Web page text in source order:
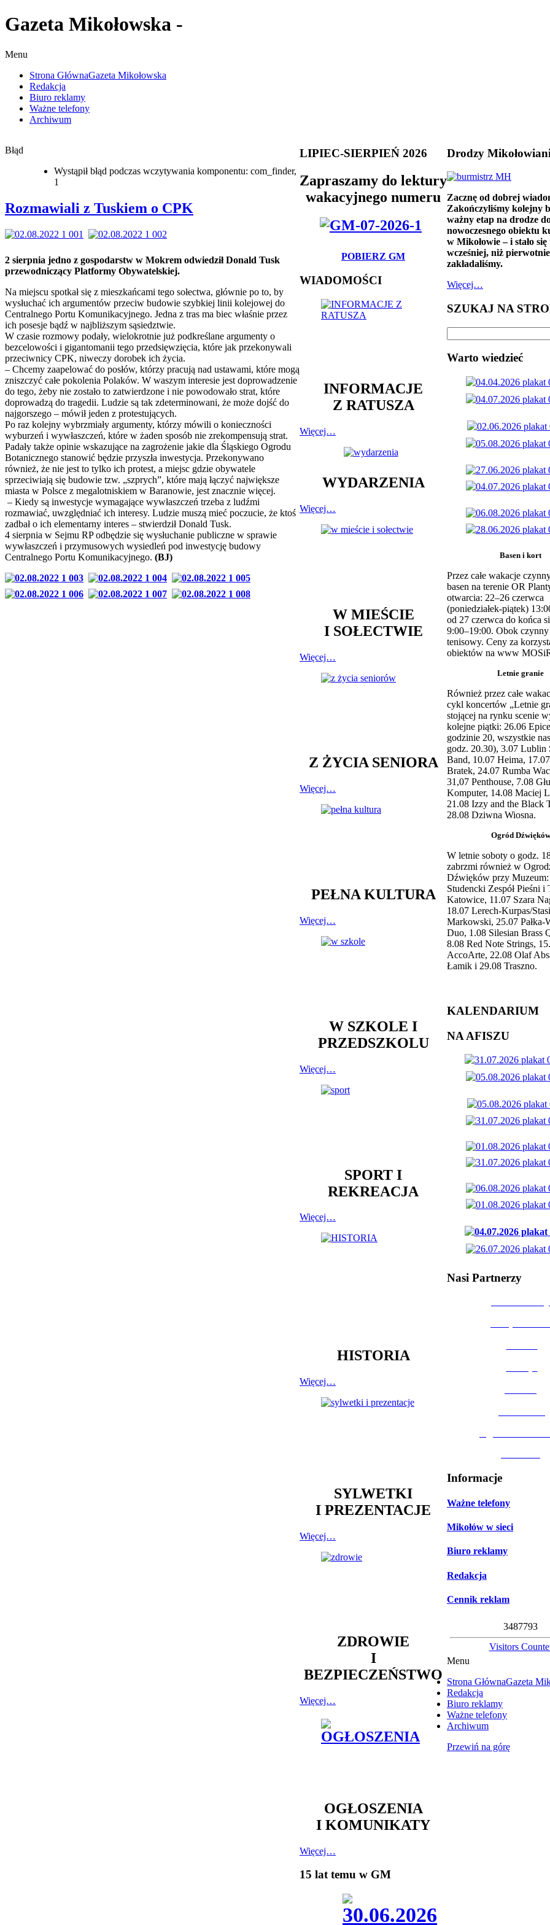
Gazeta Mikołowska -
Menu
Strona GłównaGazeta Mikołowska
Redakcja
Biuro reklamy
Ważne telefony
Archiwum
Błąd
Wystąpił błąd podczas wczytywania komponentu: com_finder,
1
Rozmawiali z Tuskiem o CPK
2 sierpnia jedno z gospodarstw w Mokrem odwiedził Donald Tusk
przewodniczący Platformy Obywatelskiej.
Na miejscu spotkał się z mieszkańcami tego sołectwa, głównie po to, by
wysłuchać ich argumentów przeciw budowie szybkiej linii kolejowej do
Centralnego Portu Komunikacyjnego. Jedna z tras ma biec właśnie przez
ich posesje bądź w najbliższym sąsiedztwie.
W czasie rozmowy podały, wielokrotnie już podkreślane argumenty o
bezcelowości i gigantomanii tego przedsięwzięcia, które jak przekonywali
przeciwnicy CPK, niweczy dorobek ich życia.
– Chcemy zaapelować do posłów, którzy pracują nad ustawami, które mogą
zniszczyć całe pokolenia Polaków. W waszym interesie jest doprowadzenie
do tego, żeby nie zostało to zatwierdzone i nie powodowało strat, które
doprowadzą do tragedii. Ludzie są tak zdeterminowani, że może dojść do
najgorszego – mówił jeden z protestujących.
Po raz kolejny wybrzmiały argumenty, którzy mówili o konieczności
wyburzeń i wywłaszczeń, które w żaden sposób nie zrekompensują strat.
Padały także opinie wskazujące na zagrożenie jakie dla Śląskiego Ogrodu
Botanicznego stanowić będzie przyszła inwestycja. Przekonywano
również, że nie jest to tylko ich protest, a miejsc gdzie obywatele
sprzeciwiają się budowie tzw. „szprych”, które mają łączyć największe
miasta w Polsce z megalotniskiem w Baranowie, jest znacznie więcej.
– Kiedy są inwestycje wymagające wywłaszczeń trzeba z ludźmi
rozmawiać, uwzględniać ich interesy. Ludzie muszą mieć poczucie, że ktoś
zadbał o ich elementarny interes – stwierdził Donald Tusk.
4 sierpnia w Sejmu RP odbędzie się wysłuchanie publiczne w sprawie
wywłaszczeń i przymusowych wysiedleń pod inwestycję budowy
Centralnego Portu Komunikacyjnego. (BJ)
LIPIEC-SIERPIEŃ 2026
Zapraszamy do lektury
wakacyjnego numeru
POBIERZ GM
WIADOMOŚCI
INFORMACJE
Z RATUSZA
Więcej…
WYDARZENIA
Więcej…
W MIEŚCIE
I SOŁECTWIE
Więcej…
Z ŻYCIA SENIORA
Więcej…
PEŁNA KULTURA
Więcej…
W SZKOLE I
PRZEDSZKOLU
Więcej…
SPORT I
REKREACJA
Więcej…
HISTORIA
Więcej…
SYLWETKI
I PREZENTACJE
Więcej…
ZDROWIE
I
BEZPIECZEŃSTWO
Więcej…
OGŁOSZENIA
I KOMUNIKATY
Więcej…
15 lat temu w GM
Drodzy
Zacznę od dobrej
Zakończyliśmy kolejny
ważny etap na drodze
nowoczesnego obiektu
w Mikołowie – i stało się
wcześniej, niż pierwotnie
zakładaliśmy.
Więcej…
SZUKAJ NA
Warto wiedzieć
Basen i kort
Przez całe wakacje
basen na terenie OR
otwarcia: 22–26 czerwca
(poniedziałek-piątek)
od 27 czerwca do końca
9:00–19:00. Obok
tenisowy. Ceny za
obiektów na www
Letnie granie
Również przez całe
cykl koncertów „Letnie
stojącej na rynku scenie
kolejne piątki: 26.06
godzinie 20, wszystkie
godz. 20.30), 3.07 Lublin
Band, 10.07 Heima,
Bratek, 24.07 Rumba
31,07 Penthouse, 7.08
Komputer, 14.08 Maciej
21.08 Izzy and the Black
28.08 Dziwna Wiosna.
Ogród Dźwięków
W letnie soboty o godz.
zabrzmi również w
Dźwięków przy
Studencki Zespół Pieśni i
Katowice, 11.07 Szara
18.07 Lerech-Kurpas/
Markowski, 25.07 Pałka-
Duo, 1.08 Silesian Brass
8.08 Red Note Strings,
AccoArte, 22.08 Olaf
Łamik i 29.08 Traszno.
KALENDARIUM
NA AFISZU
Nasi Partnerzy
Informacje
Ważne telefony
Mikołów w sieci
Biuro reklamy
Redakcja
Cennik reklam
3487793
Visitors
Menu
Strona GłównaGazeta
Redakcja
Biuro reklamy
Ważne telefony
Archiwum
Przewiń na górę